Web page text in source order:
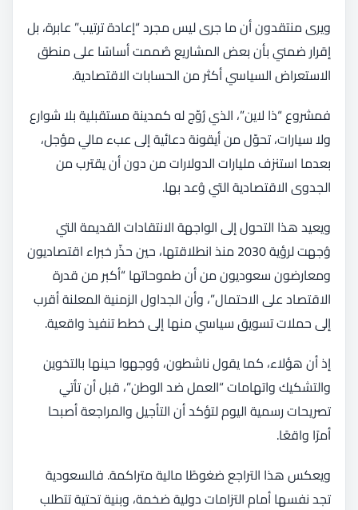
ويرى منتقدون أن ما جرى ليس مجرد “إعادة ترتيب” عابرة، بل
إقرار ضمني بأن بعض المشاريع صُممت أساسًا على منطق
الاستعراض السياسي أكثر من الحسابات الاقتصادية.
فمشروع “ذا لاين”، الذي رُوّج له كمدينة مستقبلية بلا شوارع
ولا سيارات، تحوّل من أيقونة دعائية إلى عبء مالي مؤجل،
بعدما استنزف مليارات الدولارات من دون أن يقترب من
الجدوى الاقتصادية التي وُعد بها.
ويعيد هذا التحول إلى الواجهة الانتقادات القديمة التي
وُجهت لرؤية 2030 منذ انطلاقتها، حين حذّر خبراء اقتصاديون
ومعارضون سعوديون من أن طموحاتها “أكبر من قدرة
الاقتصاد على الاحتمال”، وأن الجداول الزمنية المعلنة أقرب
إلى حملات تسويق سياسي منها إلى خطط تنفيذ واقعية.
إذ أن هؤلاء، كما يقول ناشطون، وُوجهوا حينها بالتخوين
والتشكيك واتهامات “العمل ضد الوطن”، قبل أن تأتي
تصريحات رسمية اليوم لتؤكد أن التأجيل والمراجعة أصبحا
أمرًا واقعًا.
ويعكس هذا التراجع ضغوطًا مالية متراكمة. فالسعودية
تجد نفسها أمام التزامات دولية ضخمة، وبنية تحتية تتطلب